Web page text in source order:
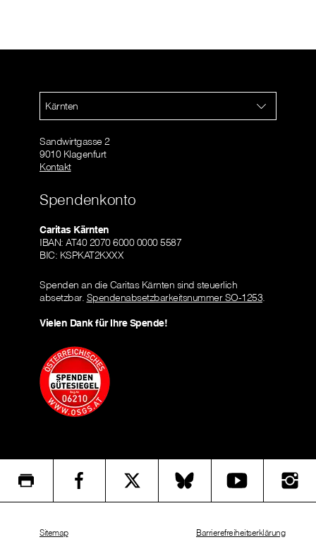
Kärnten
Sandwirtgasse 2
9010 Klagenfurt
Kontakt
Spendenkonto
Caritas Kärnten
IBAN: AT40 2070 6000 0000 5587
BIC: KSPKAT2KXXX
Spenden an die Caritas Kärnten sind steuerlich
absetzbar. Spendenabsetzbarkeitsnummer SO-1253.
Vielen Dank für Ihre Spende!
Sitemap Barrierefreiheitserklärung